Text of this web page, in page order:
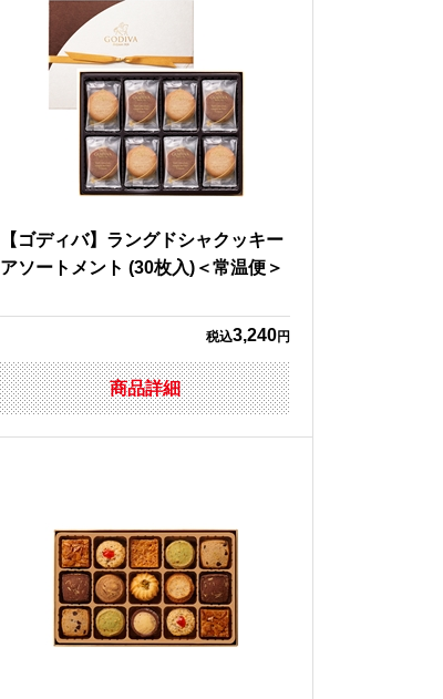
【ゴディバ】ラングドシャクッキー
アソートメント (30枚入)＜常温便＞
税込3,240円
商品詳細